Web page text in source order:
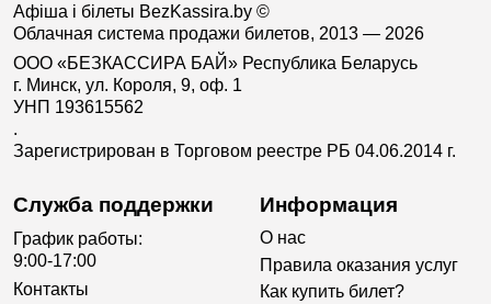
Афіша і білеты BezKassira.by ©
Облачная система продажи билетов, 2013 — 2026
ООО «БЕЗКАССИРА БАЙ» Республика Беларусь
г. Минск, ул. Короля, 9, оф. 1
УНП 193615562
.
Зарегистрирован в Торговом реестре РБ 04.06.2014 г.
Служба поддержки
График работы:
9:00-17:00
Контакты
Информация
О нас
Правила оказания услуг
Как купить билет?